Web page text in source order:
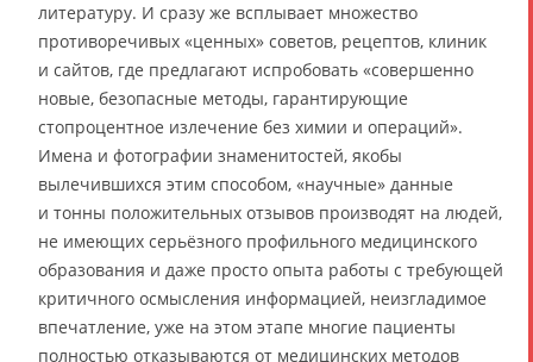
литературу. И сразу же всплывает множество
противоречивых «ценных» советов, рецептов, клиник
и сайтов, где предлагают испробовать «совершенно
новые, безопасные методы, гарантирующие
стопроцентное излечение без химии и операций».
Имена и фотографии знаменитостей, якобы
вылечившихся этим способом, «научные» данные
и тонны положительных отзывов производят на людей,
не имеющих серьёзного профильного медицинского
образования и даже просто опыта работы с требующей
критичного осмысления информацией, неизгладимое
впечатление, уже на этом этапе многие пациенты
полностью отказываются от медицинских методов